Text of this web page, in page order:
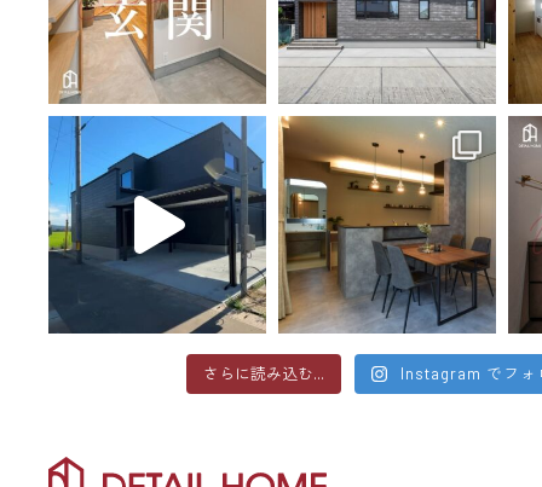
さらに読み込む... Instagram でフォ